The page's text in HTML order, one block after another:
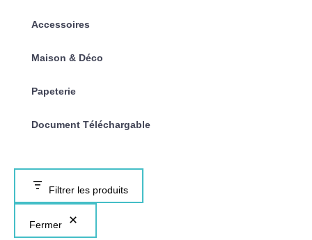
Accessoires
Maison & Déco
Papeterie
Document Téléchargable
Filtrer les produits
Fermer